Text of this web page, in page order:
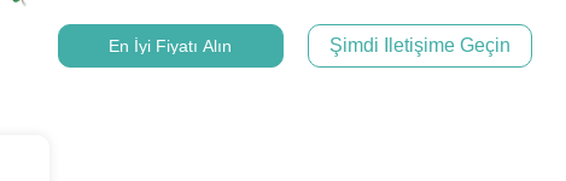
En İyi Fiyatı Alın Şimdi Iletişime Geçin